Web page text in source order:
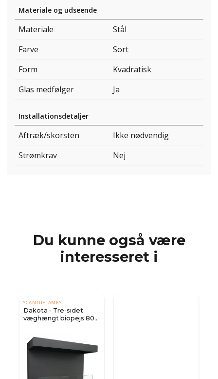
Materiale og udseende
Materiale
Stål
Farve
Sort
Form
Kvadratisk
Glas medfølger
Ja
Installationsdetaljer
Aftræk/skorsten
Ikke nødvendig
Strømkrav
Nej
Du kunne også være
interesseret i
SCANDIFLAMES
Dakota - Tre-sidet
væghængt biopejs 80